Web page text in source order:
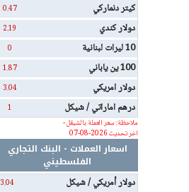
كيتر دنماركي 0.47
دولار كندي 2.19
10 ليرات لبنانية 0
100 ين ياباني 1.87
دولار امريكي 3.04
درهم اماراتي / شيكل
1
ملاحظة: سعر العملة بالشيقل -
اخر تحديث 2026-08-07
اسعار العملات - البنك التجاري
الفلسطيني
دولار أمريكي / شيكل
3.04